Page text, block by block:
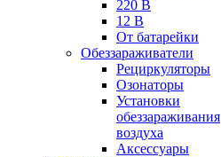
220 В
12 В
От батарейки
Обеззараживатели
Рециркуляторы
Озонаторы
Установки
обеззараживания
воздуха
Аксессуары